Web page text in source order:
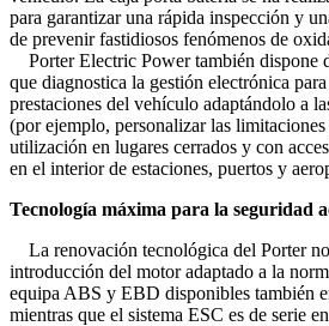
para garantizar una rápida inspección y
de prevenir fastidiosos fenómenos de
Porter Electric Power también dispone
que diagnostica la gestión electrónica
prestaciones del vehículo adaptándolo a
(por ejemplo, personalizar las
utilización en lugares cerrados y con
en el interior de estaciones, puertos y
Tecnología máxima para la seguridad
La renovación tecnológica del Porter no
introducción del motor adaptado a la
equipa ABS y EBD disponibles también
mientras que el sistema ESC es de serie